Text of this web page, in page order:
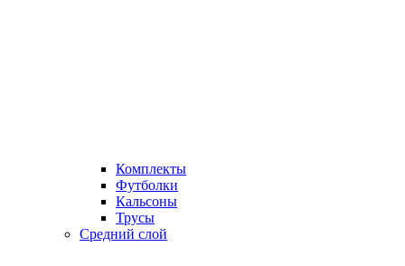
Комплекты
Футболки
Кальсоны
Трусы
Средний слой